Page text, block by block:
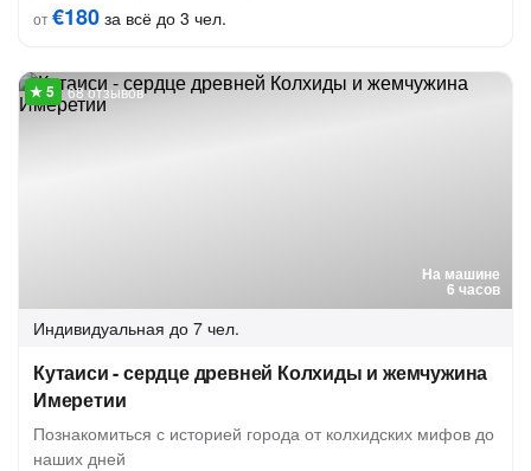
от€180 за всё до 3 чел.
На машине
6 часов
68 отзывов
Индивидуальная до 7 чел.
Кутаиси - сердце древней Колхиды и жемчужина
Имеретии
Познакомиться с историей города от колхидских мифов до
наших дней